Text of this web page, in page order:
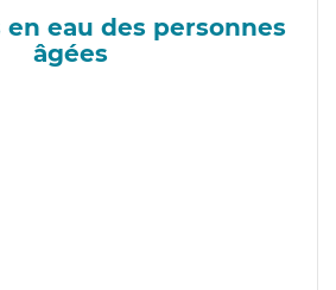
en eau des personnes
âgées